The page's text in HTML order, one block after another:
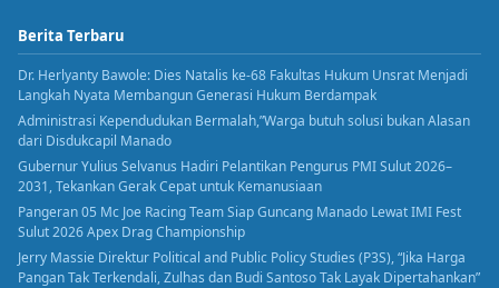
Berita Terbaru
Dr. Herlyanty Bawole: Dies Natalis ke-68 Fakultas Hukum Unsrat Menjadi
Langkah Nyata Membangun Generasi Hukum Berdampak
Administrasi Kependudukan Bermalah,”Warga butuh solusi bukan Alasan
dari Disdukcapil Manado
Gubernur Yulius Selvanus Hadiri Pelantikan Pengurus PMI Sulut 2026–
2031, Tekankan Gerak Cepat untuk Kemanusiaan
Pangeran 05 Mc Joe Racing Team Siap Guncang Manado Lewat IMI Fest
Sulut 2026 Apex Drag Championship
Jerry Massie Direktur Political and Public Policy Studies (P3S), “Jika Harga
Pangan Tak Terkendali, Zulhas dan Budi Santoso Tak Layak Dipertahankan”